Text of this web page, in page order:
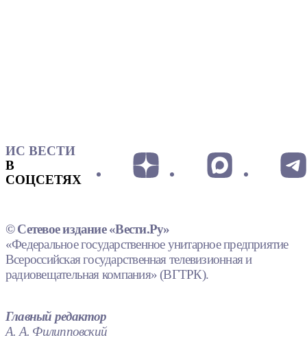
ИС ВЕСТИ
В
СОЦСЕТЯХ
© Сетевое издание «Вести.Ру»
«Федеральное государственное унитарное предприятие
Всероссийская государственная телевизионная и
радиовещательная компания» (ВГТРК).
Главный редактор
А. А. Филипповский